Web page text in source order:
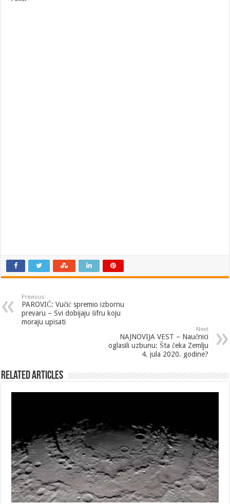
Previous
PAROVIĆ: Vučić spremio izbornu
prevaru – Svi dobijaju šifru koju
moraju upisati
Next
NAJNOVIJA VEST – Naučnici
oglasili uzbunu: Šta čeka Zemlju
4. jula 2020. godine?
Related Articles